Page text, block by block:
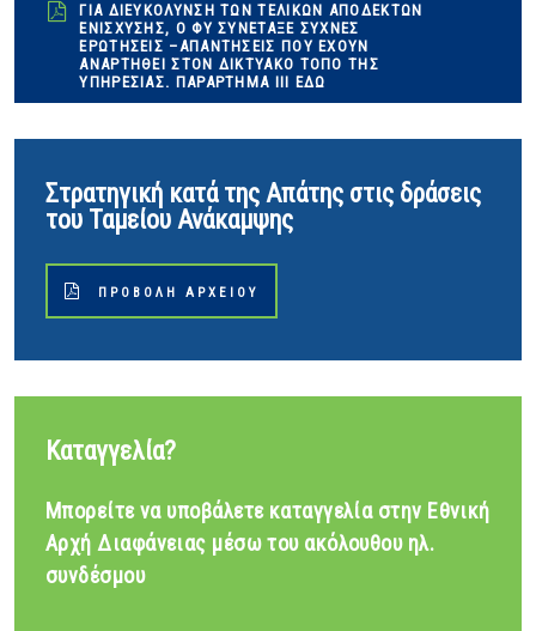
ΓΙΑ ΔΙΕΥΚΌΛΥΝΣΗ ΤΩΝ ΤΕΛΙΚΏΝ ΑΠΟΔΕΚΤΏΝ
ΕΝΊΣΧΥΣΗΣ, Ο ΦΥ ΣΥΝΈΤΑΞΕ ΣΥΧΝΕΣ
ΕΡΩΤΗΣΕΙΣ –ΑΠΑΝΤΗΣΕΙΣ ΠΟΥ ΈΧΟΥΝ
ΑΝΑΡΤΗΘΕΊ ΣΤΟΝ ΔΙΚΤΥΑΚΌ ΤΌΠΟ ΤΗΣ
ΥΠΗΡΕΣΊΑΣ. ΠΑΡΆΡΤΗΜΑ ΙΙΙ ΕΔΩ
Στρατηγική κατά της Απάτης στις δράσεις
του Ταμείου Ανάκαμψης
ΠΡΟΒΟΛΉ ΑΡΧΕΊΟΥ
Καταγγελία?
Μπορείτε να υποβάλετε καταγγελία στην Εθνική
Αρχή Διαφάνειας μέσω του ακόλουθου ηλ.
συνδέσμου